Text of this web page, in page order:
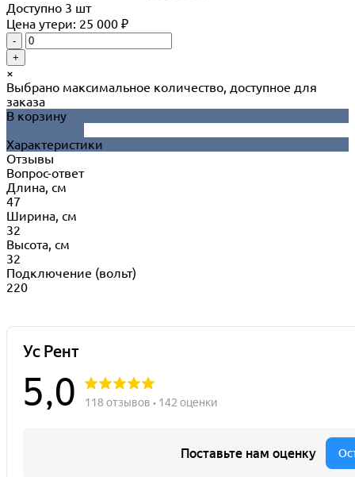
Доступно 3 шт
Цена утери: 25 000 ₽
-
+
×
Выбрано максимальное количество, доступное для
заказа
В корзину
Характеристики
Отзывы
Вопрос-ответ
Длина, см
47
Ширина, см
32
Высота, см
32
Подключение (вольт)
220